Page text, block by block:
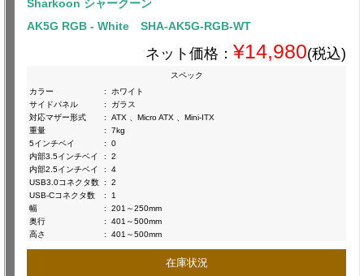
Sharkoon シャークーン
AK5G RGB - White SHA-AK5G-RGB-WT
ネット価格： ¥14,980(税込)
スペック
カラー
:
ホワイト
サイドパネル
:
ガラス
対応マザー形式
:
ATX 、Micro ATX 、Mini-ITX
重量
:
7kg
5インチベイ
:
0
内部3.5インチベイ
:
2
内部2.5インチベイ
:
4
USB3.0コネクタ数 :
2
USB-Cコネクタ数
:
1
幅
:
201～250mm
奥行
:
401～500mm
高さ
: 401～500mm
在庫状況